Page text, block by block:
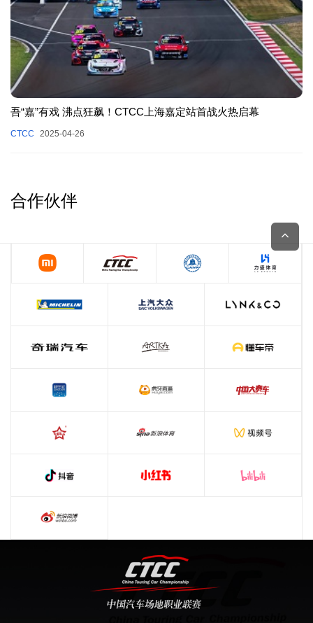
吾“嘉”有戏 沸点狂飙！CTCC上海嘉定站首战火热启幕
CTCC 2025-04-26
合作伙伴